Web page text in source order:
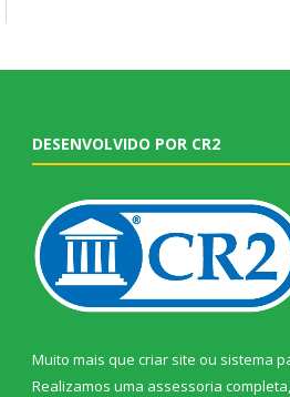
DESENVOLVIDO POR CR2
Muito mais que criar site ou sistema
Realizamos uma assessoria